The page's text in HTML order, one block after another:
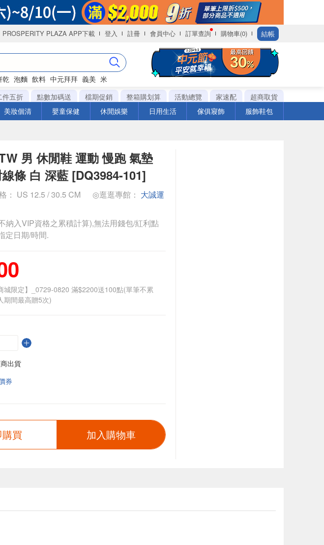
PROSPERITY PLAZA APP下載 登入 註冊 會員中心 訂單查詢 購物車(0) 結帳
乾 泡麵 飲料 中元拜拜 義美 米
件五折 點數加碼送 檔期促銷 整箱購划算 活動總覽 家速配
超商取貨
美妝個清 嬰童保健 休閒娛樂 日用生活 傢俱寢飾 服飾鞋包
男 休閒鞋 運動 慢跑 氣墊
條 白 深藍 [DQ3984-101]
： US 12.5 / 30.5 CM ◎逛逛專館： 大誠運
納入VIP資格之累積計算),無法用錢包/紅利點
定日期/時間.
城限定】_0729-0820 滿$2200送100點(單筆不累
期間最高贈5次)
出貨
券
買 加入購物車